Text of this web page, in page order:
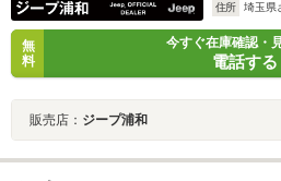
住所
埼玉県
無
料
今すぐ在庫確認・
電話する
販売店： ジープ浦和